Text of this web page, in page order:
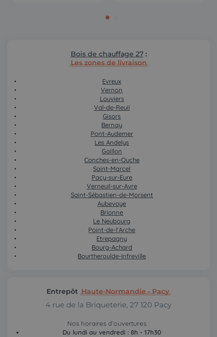
Bois de chauffage 27:
Les zones de livraison
Evreux
Vernon
Louviers
Val-de-Reuil
Gisors
Bernay
Pont-Audemer
Les Andelys
Gaillon
Conches-en-Ouche
Saint-Marcel
Pacy-sur-Eure
Verneuil-sur-Avre
Saint-Sébastien-de-Morsent
Aubevoye
Brionne
Le Neubourg
Point-de-l'Arche
Etrepagny
Bourg-Achard
Bourtheroulde-Infreville
Entrepôt Haute-Normandie - Pacy
4 rue de la Briqueterie, 27 120 Pacy
Nos horaires d’ouvertures :
Du lundi au vendredi : 8h - 17h30